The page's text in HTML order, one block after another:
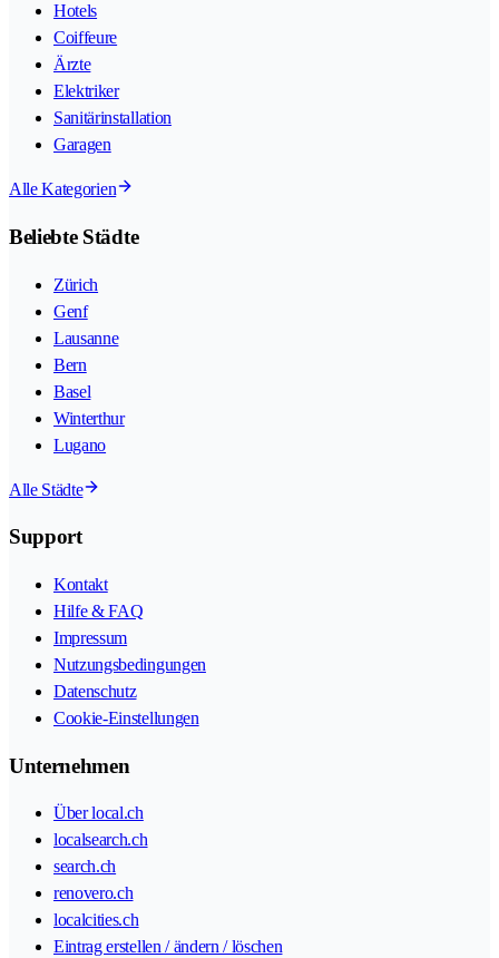
Hotels
Coiffeure
Ärzte
Elektriker
Sanitärinstallation
Garagen
Alle Kategorien
Beliebte Städte
Zürich
Genf
Lausanne
Bern
Basel
Winterthur
Lugano
Alle Städte
Support
Kontakt
Hilfe & FAQ
Impressum
Nutzungsbedingungen
Datenschutz
Cookie-Einstellungen
Unternehmen
Über local.ch
localsearch.ch
search.ch
renovero.ch
localcities.ch
Eintrag erstellen / ändern / löschen